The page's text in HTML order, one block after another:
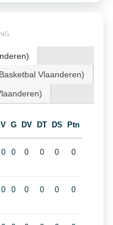
Vlaanderen)
V G DV DT DS Ptn
0 0 0 0 0 0
0 0 0 0 0 0